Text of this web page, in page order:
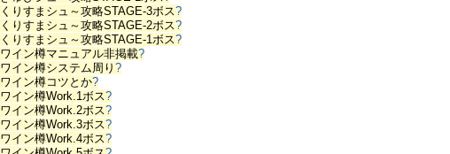
くりすまシュ～攻略STAGE-3ボス?
くりすまシュ～攻略STAGE-2ボス?
くりすまシュ～攻略STAGE-1ボス?
ワイン樽マニュアル非掲載?
ワイン樽システム周り?
ワイン樽コツとか?
ワイン樽Work.1ボス?
ワイン樽Work.2ボス?
ワイン樽Work.3ボス?
ワイン樽Work.4ボス?